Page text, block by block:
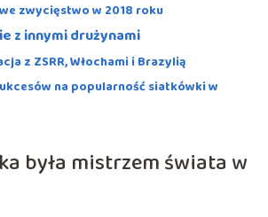
zwycięstwo w 2018 roku
z innymi drużynami
z ZSRR, Włochami i Brazylią
na popularność siatkówki w
była mistrzem świata w